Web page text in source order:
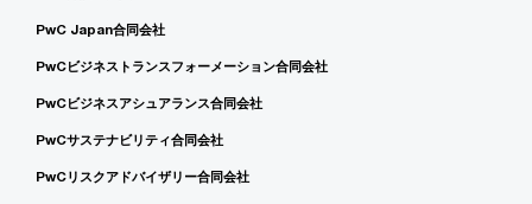
PwC Japan合同会社
PwCビジネストランスフォーメーション合同会社
PwCビジネスアシュアランス合同会社
PwCサステナビリティ合同会社
PwCリスクアドバイザリー合同会社